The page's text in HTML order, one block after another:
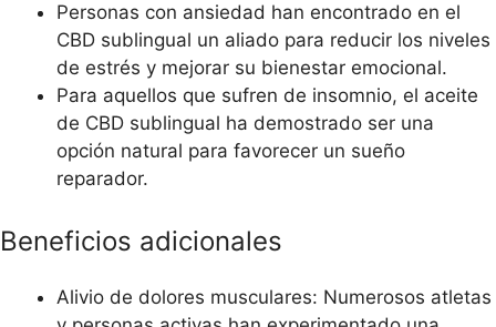
Personas con ansiedad han encontrado en el
CBD sublingual un aliado para reducir los niveles
de estrés y mejorar su bienestar emocional.
Para aquellos que sufren de insomnio, el aceite
de CBD sublingual ha demostrado ser una
opción natural para favorecer un sueño
reparador.
Beneficios adicionales
Alivio de dolores musculares: Numerosos atletas